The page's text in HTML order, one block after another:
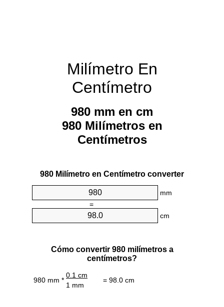
Milímetro En
Centímetro
980 mm en cm
980 Milímetros en
Centímetros
980 Milímetro en Centímetro converter
mm
=
cm
Cómo convertir 980 milímetros a
centímetros?
980 mm *
0.1 cm
= 98.0 cm
1 mm